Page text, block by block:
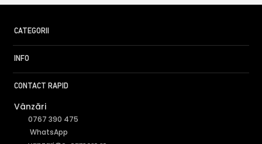
CATEGORII
INFO
CONTACT RAPID
Vânzări
0767 390 475
WhatsApp